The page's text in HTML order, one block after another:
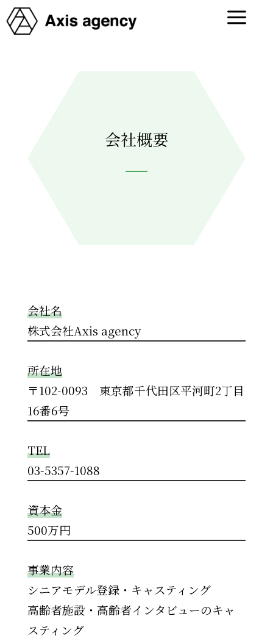
a
会社概要
会社名
株式会社Axis agency
所在地
〒102-0093 東京都千代田区平河町2丁目
16番6号
TEL
03-5357-1088
資本金
500万円
事業内容
シニアモデル登録・キャスティング
高齢者施設・高齢者インタビューのキャ
スティング